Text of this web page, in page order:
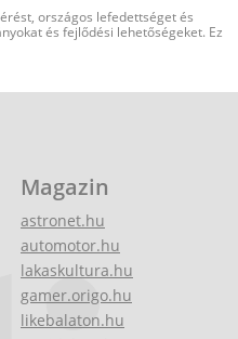
országos lefedettséget és
és fejlődési lehetőségeket. Ez
Magazin
astronet.hu
automotor.hu
lakaskultura.hu
gamer.origo.hu
likebalaton.hu